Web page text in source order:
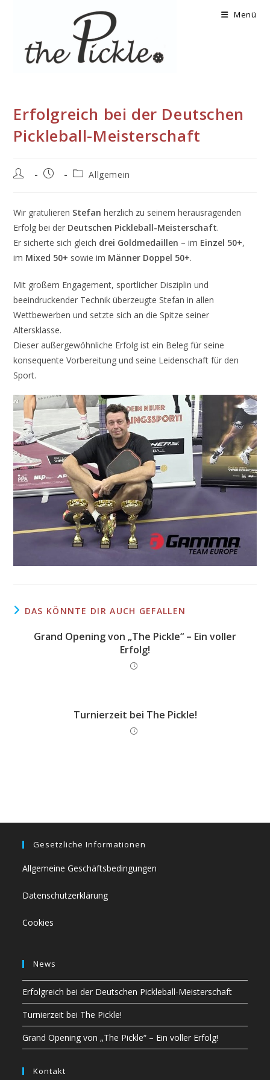
Menü
Erfolgreich bei der Deutschen
Pickleball-Meisterschaft
Beitrags-BeitragBeitrags-
Allgemein
Wir gratulieren Stefan herzlich zu seinem herausragenden
Erfolg bei der Deutschen Pickleball-Meisterschaft.
Er sicherte sich gleich drei Goldmedaillen – im Einzel 50+,
im Mixed 50+ sowie im Männer Doppel 50+.
Mit großem Engagement, sportlicher Disziplin und
beeindruckender Technik überzeugte Stefan in allen
Wettbewerben und setzte sich an die Spitze seiner
Altersklasse.
Dieser außergewöhnliche Erfolg ist ein Beleg für seine
konsequente Vorbereitung und seine Leidenschaft für den
Sport.
DAS KÖNNTE DIR AUCH GEFALLEN
Grand Opening von „The Pickle“ – Ein voller
Erfolg!
Turnierzeit bei The Pickle!
Gesetzliche Informationen
Allgemeine Geschäftsbedingungen
Datenschutzerklärung
Cookies
News
Erfolgreich bei der Deutschen Pickleball-Meisterschaft
Turnierzeit bei The Pickle!
Grand Opening von „The Pickle“ – Ein voller Erfolg!
Kontakt